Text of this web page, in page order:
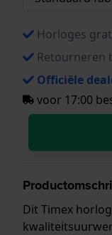
Horloges
Retourneren
Officiële
voor 17:00
Dit Timex